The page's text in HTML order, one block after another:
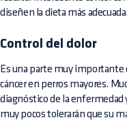
diseñen la dieta más adecuada.
Control del dolor
Es una parte muy
cáncer en perros mayores.
diagnóstico de la
muy pocos tolerarán que su